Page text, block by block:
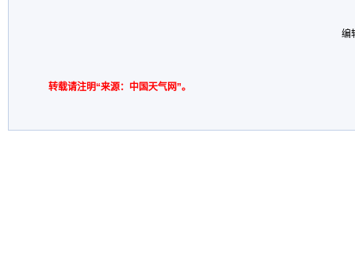
编
转载请注明“来源：中国天气网”。